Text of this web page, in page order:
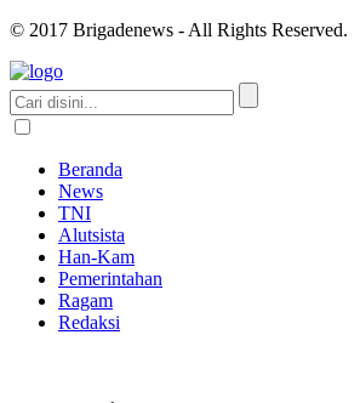
© 2017 Brigadenews - All Rights Reserved.
Beranda
News
TNI
Alutsista
Han-Kam
Pemerintahan
Ragam
Redaksi